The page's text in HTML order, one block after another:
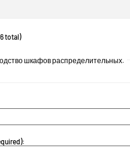
total)
шкафов распределительных.